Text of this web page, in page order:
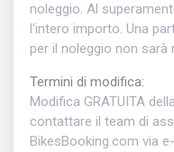
noleggio. Al
l'intero importo. Una
per il noleggio non sarà
Termini di modifica:
Modifica GRATUITA
contattare il team di
BikesBooking.com via